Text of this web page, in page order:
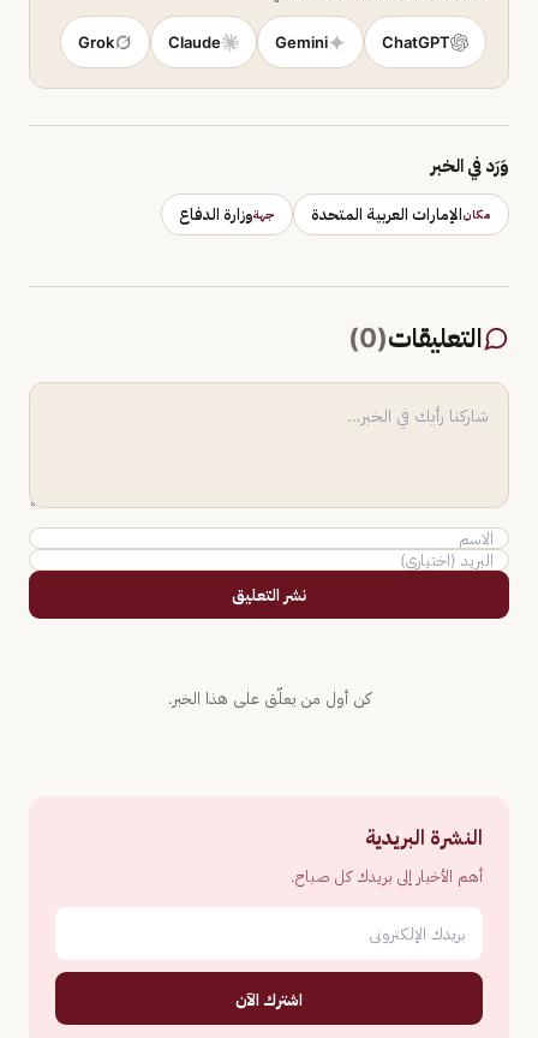
ChatGPT
Gemini
Claude
Grok
وَرَد في الخبر
مكانالإمارات العربية المتحدة جهةوزارة الدفاع
التعليقات(
0
)
نشر التعليق
كن أول من يعلّق على هذا الخبر.
النشرة البريدية
أهم الأخبار إلى بريدك كل صباح.
اشترك الآن